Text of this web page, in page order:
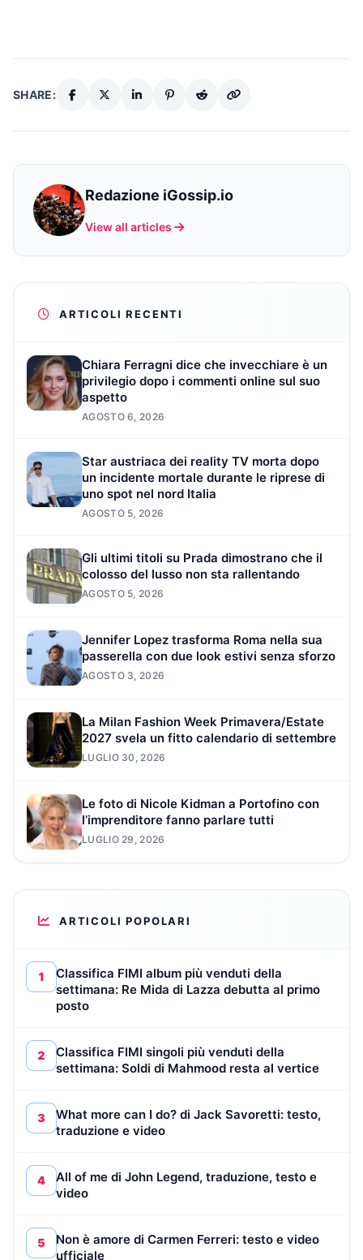
SHARE:
Redazione iGossip.io
View all articles
ARTICOLI RECENTI
Chiara Ferragni dice che invecchiare è un
privilegio dopo i commenti online sul suo
aspetto
AGOSTO 6, 2026
Star austriaca dei reality TV morta dopo
un incidente mortale durante le riprese di
uno spot nel nord Italia
AGOSTO 5, 2026
Gli ultimi titoli su Prada dimostrano che il
colosso del lusso non sta rallentando
AGOSTO 5, 2026
Jennifer Lopez trasforma Roma nella sua
passerella con due look estivi senza sforzo
AGOSTO 3, 2026
La Milan Fashion Week Primavera/Estate
2027 svela un fitto calendario di settembre
LUGLIO 30, 2026
Le foto di Nicole Kidman a Portofino con
l’imprenditore fanno parlare tutti
LUGLIO 29, 2026
ARTICOLI POPOLARI
1
Classifica FIMI album più venduti della
settimana: Re Mida di Lazza debutta al primo
posto
2
Classifica FIMI singoli più venduti della
settimana: Soldi di Mahmood resta al vertice
3
What more can I do? di Jack Savoretti: testo,
traduzione e video
4
All of me di John Legend, traduzione, testo e
video
5
Non è amore di Carmen Ferreri: testo e video
ufficiale